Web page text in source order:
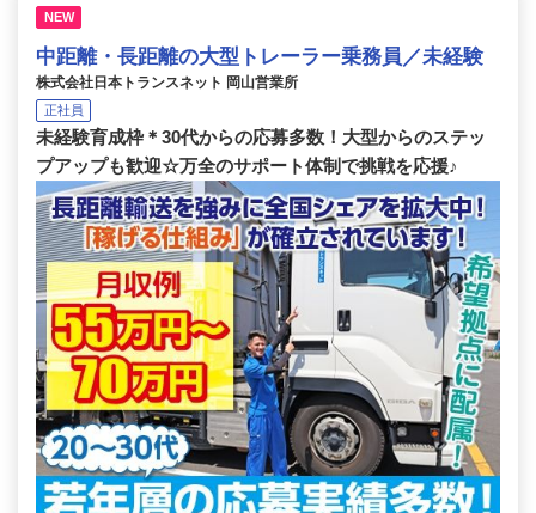
NEW
中距離・長距離の大型トレーラー乗務員／未経験
株式会社日本トランスネット 岡山営業所
正社員
未経験育成枠＊30代からの応募多数！大型からのステッ
プアップも歓迎☆万全のサポート体制で挑戦を応援♪